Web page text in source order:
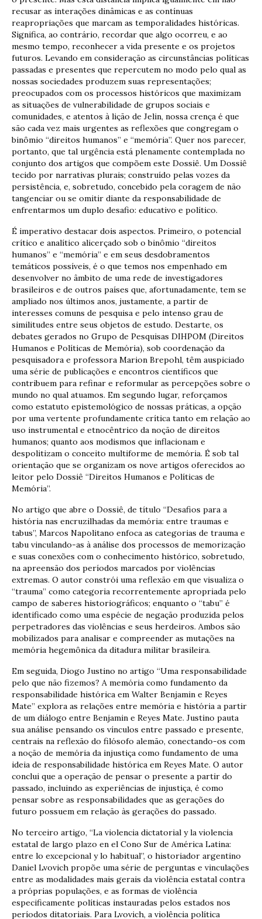
recusar as interações dinâmicas e as contínuas
reapropriações que marcam as temporalidades históricas.
Significa, ao contrário, recordar que algo ocorreu, e ao
mesmo tempo, reconhecer a vida presente e os projetos
futuros. Levando em consideração as circunstâncias políticas
passadas e presentes que repercutem no modo pelo qual as
nossas sociedades produzem suas representações;
preocupados com os processos históricos que maximizam
as situações de vulnerabilidade de grupos sociais e
comunidades, e atentos à lição de Jelin, nossa crença é que
são cada vez mais urgentes as reflexões que congregam o
binômio “direitos humanos” e “memória”. Quer nos parecer,
portanto, que tal urgência está plenamente contemplada no
conjunto dos artigos que compõem este Dossiê. Um Dossiê
tecido por narrativas plurais; construído pelas vozes da
persistência, e, sobretudo, concebido pela coragem de não
tangenciar ou se omitir diante da responsabilidade de
enfrentarmos um duplo desafio: educativo e político.
É imperativo destacar dois aspectos. Primeiro, o potencial
crítico e analítico alicerçado sob o binômio “direitos
humanos” e “memória” e em seus desdobramentos
temáticos possíveis, é o que temos nos empenhado em
desenvolver no âmbito de uma rede de investigadores
brasileiros e de outros países que, afortunadamente, tem se
ampliado nos últimos anos, justamente, a partir de
interesses comuns de pesquisa e pelo intenso grau de
similitudes entre seus objetos de estudo. Destarte, os
debates gerados no Grupo de Pesquisas DIHPOM (Direitos
Humanos e Políticas de Memória), sob coordenação da
pesquisadora e professora Marion Brepohl, têm auspiciado
uma série de publicações e encontros científicos que
contribuem para refinar e reformular as percepções sobre o
mundo no qual atuamos. Em segundo lugar, reforçamos
como estatuto epistemológico de nossas práticas, a opção
por uma vertente profundamente crítica tanto em relação ao
uso instrumental e etnocêntrico da noção de direitos
humanos; quanto aos modismos que inflacionam e
despolitizam o conceito multiforme de memória. É sob tal
orientação que se organizam os nove artigos oferecidos ao
leitor pelo Dossiê “Direitos Humanos e Políticas de
Memória”.
No artigo que abre o Dossiê, de título “Desafios para a
história nas encruzilhadas da memória: entre traumas e
tabus”, Marcos Napolitano enfoca as categorias de trauma e
tabu vinculando-as à análise dos processos de memorização
e suas conexões com o conhecimento histórico, sobretudo,
na apreensão dos períodos marcados por violências
extremas. O autor constrói uma reflexão em que visualiza o
“trauma” como categoria recorrentemente apropriada pelo
campo de saberes historiográficos; enquanto o “tabu” é
identificado como uma espécie de negação produzida pelos
perpetradores das violências e seus herdeiros. Ambos são
mobilizados para analisar e compreender as mutações na
memória hegemônica da ditadura militar brasileira.
Em seguida, Diogo Justino no artigo “Uma responsabilidade
pelo que não fizemos? A memória como fundamento da
responsabilidade histórica em Walter Benjamin e Reyes
Mate” explora as relações entre memória e história a partir
de um diálogo entre Benjamin e Reyes Mate. Justino pauta
sua análise pensando os vínculos entre passado e presente,
centrais na reflexão do filósofo alemão, conectando-os com
a noção de memória da injustiça como fundamento de uma
ideia de responsabilidade histórica em Reyes Mate. O autor
conclui que a operação de pensar o presente a partir do
passado, incluindo as experiências de injustiça, é como
pensar sobre as responsabilidades que as gerações do
futuro possuem em relação às gerações do passado.
No terceiro artigo, “La violencia dictatorial y la violencia
estatal de largo plazo en el Cono Sur de América Latina:
entre lo excepcional y lo habitual”, o historiador argentino
Daniel Lvovich propõe uma série de perguntas e vinculações
entre as modalidades mais gerais da violência estatal contra
a próprias populações, e as formas de violência
especificamente políticas instauradas pelos estados nos
períodos ditatoriais. Para Lvovich, a violência política